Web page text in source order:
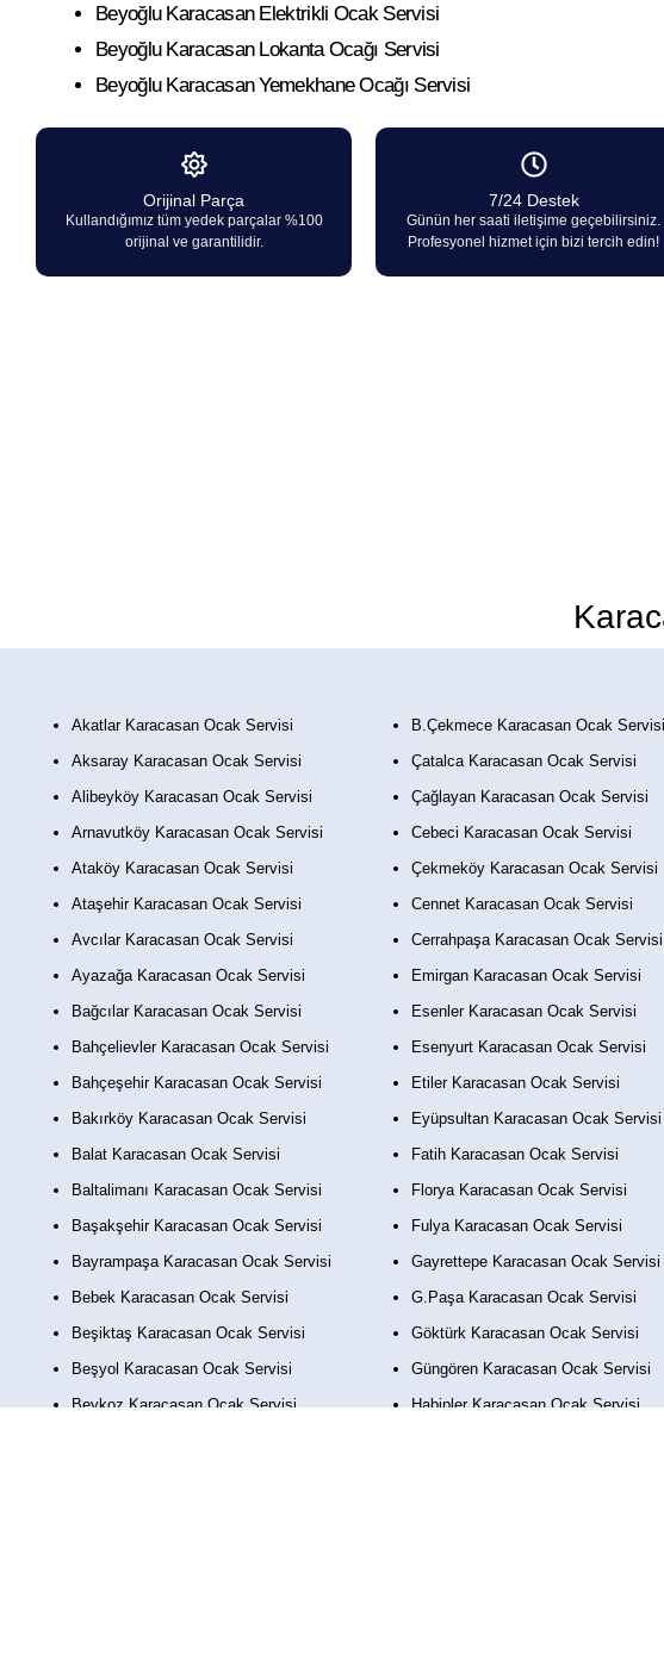
Beyoğlu Karacasan Elektrikli Ocak Servisi
Beyoğlu Karacasan Lokanta Ocağı Servisi
Beyoğlu Karacasan Yemekhane Ocağı Servisi
Orijinal Parça
Kullandığımız tüm yedek parçalar %100
orijinal ve garantilidir.
7/24 Destek
Günün her saati iletişime geçebilirsiniz.
Profesyonel hizmet için bizi tercih edin!
Akatlar Karacasan Ocak Servisi
Aksaray Karacasan Ocak Servisi
Alibeyköy Karacasan Ocak Servisi
Arnavutköy Karacasan Ocak Servisi
Ataköy Karacasan Ocak Servisi
Ataşehir Karacasan Ocak Servisi
Avcılar Karacasan Ocak Servisi
Ayazağa Karacasan Ocak Servisi
Bağcılar Karacasan Ocak Servisi
Bahçelievler Karacasan Ocak Servisi
Bahçeşehir Karacasan Ocak Servisi
Bakırköy Karacasan Ocak Servisi
Balat Karacasan Ocak Servisi
Baltalimanı Karacasan Ocak Servisi
Başakşehir Karacasan Ocak Servisi
Bayrampaşa Karacasan Ocak Servisi
Bebek Karacasan Ocak Servisi
Beşiktaş Karacasan Ocak Servisi
Beşyol Karacasan Ocak Servisi
Beykoz Karacasan Ocak Servisi
B.Çekmece Karacasan Ocak Servisi
Çatalca Karacasan Ocak Servisi
Çağlayan Karacasan Ocak Servisi
Cebeci Karacasan Ocak Servisi
Çekmeköy Karacasan Ocak Servisi
Cennet Karacasan Ocak Servisi
Cerrahpaşa Karacasan Ocak Servisi
Emirgan Karacasan Ocak Servisi
Esenler Karacasan Ocak Servisi
Esenyurt Karacasan Ocak Servisi
Etiler Karacasan Ocak Servisi
Eyüpsultan Karacasan Ocak Servisi
Fatih Karacasan Ocak Servisi
Florya Karacasan Ocak Servisi
Fulya Karacasan Ocak Servisi
Gayrettepe Karacasan Ocak Servisi
G.Paşa Karacasan Ocak Servisi
Göktürk Karacasan Ocak Servisi
Güngören Karacasan Ocak Servisi
Habipler Karacasan Ocak Servisi